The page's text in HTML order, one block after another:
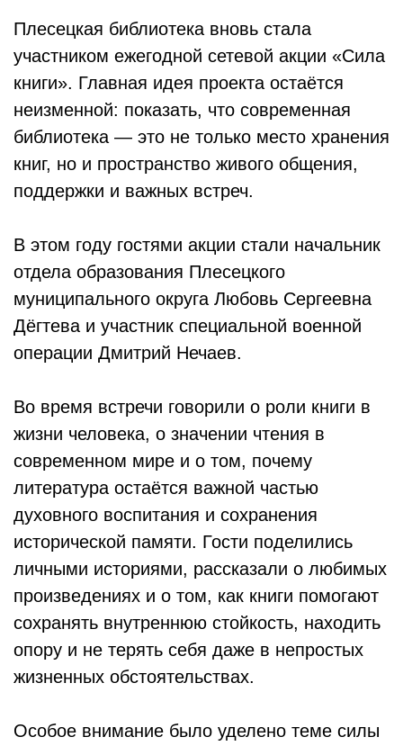
Плесецкая библиотека вновь стала
участником ежегодной сетевой акции «Сила
книги». Главная идея проекта остаётся
неизменной: показать, что современная
библиотека — это не только место хранения
книг, но и пространство живого общения,
поддержки и важных встреч.
В этом году гостями акции стали начальник
отдела образования Плесецкого
муниципального округа Любовь Сергеевна
Дёгтева и участник специальной военной
операции Дмитрий Нечаев.
Во время встречи говорили о роли книги в
жизни человека, о значении чтения в
современном мире и о том, почему
литература остаётся важной частью
духовного воспитания и сохранения
исторической памяти. Гости поделились
личными историями, рассказали о любимых
произведениях и о том, как книги помогают
сохранять внутреннюю стойкость, находить
опору и не терять себя даже в непростых
жизненных обстоятельствах.
Особое внимание было уделено теме силы